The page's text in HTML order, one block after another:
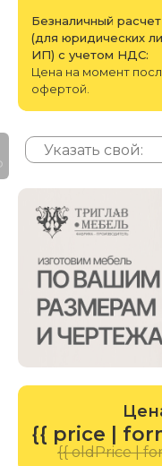
Безналичный расчет
(для юридических
ИП) с учетом НДС:
Цена на момент
офертой.
{{ price |
{{ oldPrice |